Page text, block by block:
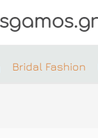
Bridal Fashion